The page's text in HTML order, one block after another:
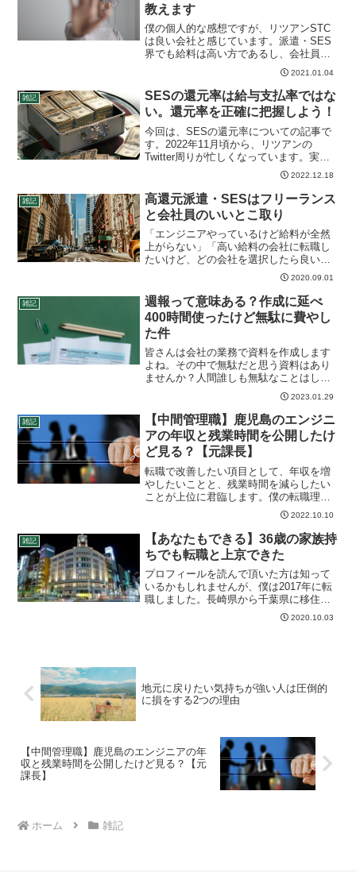
教えます
僕の個人的な感想ですが、リツアンSTC
は良い会社と感じています。派遣・SES
界でも給料は高い方であるし、会社員で
ありながらフリーランスエンジニアに近
い働き方をしていて、個人の裁量が大き
いです。もちろん、派遣先は派遣先企業
の意向に従うので、現...
2021.01.04
雑記
SESの還元率は給与支払率ではな
い。還元率を正確に把握しよう！
今回は、SESの還元率についての記事で
す。2022年11月頃から、リツアンの
Twitter周りが忙しくなっています。実
は、最近リツアンの野中社長、平野副社
長がお怒りなんです。リツアンに入社し
たエンジニアが、元々高還元SESと呼ば
れる会社にい...
2022.12.18
雑記
高還元派遣・SESはフリーランス
と会社員のいいとこ取り
「エンジニアやっているけど給料が全然
上がらない」「高い給料の会社に転職し
たいけど、どの会社を選択したら良いの
か分からない」近年はエンジニアの需要
が大きく高まり、エンジニアの収入が高
騰しています。とはいうものの、実際に
高い給料をもらえる会社は...
2020.09.01
雑記
週報って意味ある？作成に延べ
400時間使ったけど無駄に費やし
た件
皆さんは会社の業務で資料を作成します
よね。その中で無駄だと思う資料はあり
ませんか？人間誰しも無駄なことはした
くないと言います。でも会社では無駄な
ことが数多く実行され、なぜか残り続け
ます。こういったものは徹底的に排除す
べきです。実際、僕の経験...
2023.01.29
雑記
【中間管理職】鹿児島のエンジニ
アの年収と残業時間を公開したけ
ど見る？【元課長】
転職で改善したい項目として、年収を増
やしたいことと、残業時間を減らしたい
ことが上位に君臨します。僕の転職理由
もいろいろありますが、収入アップと働
きすぎを改善したいとの思いがありまし
た。実際、転職する前の収入面や残業時
間はどうだったのか？と思...
2022.10.10
雑記
【あなたもできる】36歳の家族持
ちでも転職と上京できた
プロフィールを読んで頂いた方は知って
いるかもしれませんが、僕は2017年に転
職しました。長崎県から千葉県に移住
し、現在も東京でエンジニアとして働い
ています。転職時の年齢は36歳でした。
2020.10.03
地元に戻りたい気持ちが強い人は圧倒的
に損をする2つの理由
【中間管理職】鹿児島のエンジニアの年
収と残業時間を公開したけど見る？【元
課長】
ホーム 雑記